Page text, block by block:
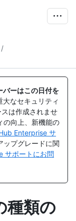
/
ーはこの日付を
大なセキュリティ
は作成されませ
の向上、新機能の
Enterprise サ
ップグレードに関
サポートにお問
種類の